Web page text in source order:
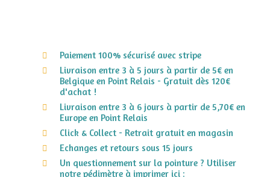
Paiement 100% sécurisé avec stripe
Livraison entre 3 à 5 jours à partir de 5€ en
Belgique en Point Relais - Gratuit dès 120€
d'achat !
Livraison entre 3 à 6 jours à partir de 5,70€ en
Europe en Point Relais
Click & Collect - Retrait gratuit en magasin
Echanges et retours sous 15 jours
Un questionnement sur la pointure ? Utiliser
notre pédimètre à imprimer ici :